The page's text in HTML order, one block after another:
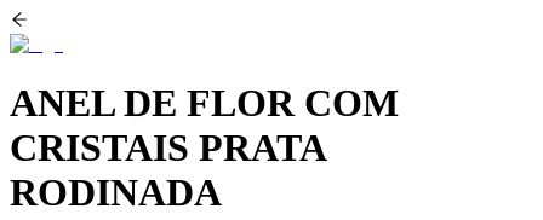
ANEL DE FLOR COM
CRISTAIS PRATA
RODINADA